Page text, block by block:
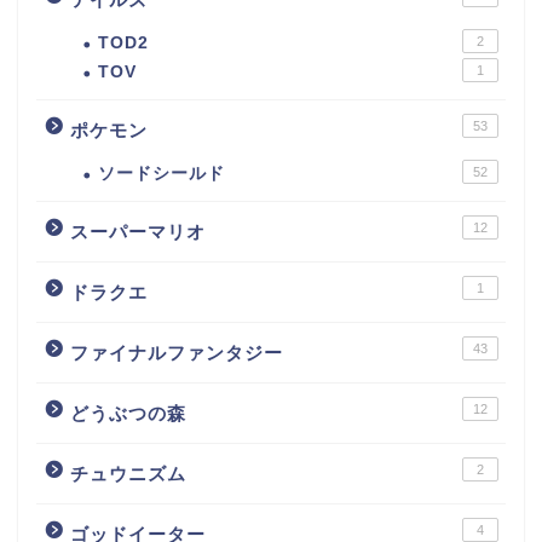
TOD2 2
TOV 1
ポケモン 53
ソードシールド 52
スーパーマリオ 12
ドラクエ 1
ファイナルファンタジー 43
どうぶつの森 12
チュウニズム 2
ゴッドイーター 4